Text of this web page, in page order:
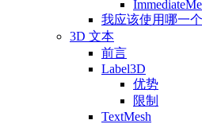
我应该使用哪一
3D 文本
前言
Label3D
优势
限制
TextMesh